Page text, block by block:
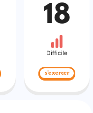
18
Difficile
s'exercer